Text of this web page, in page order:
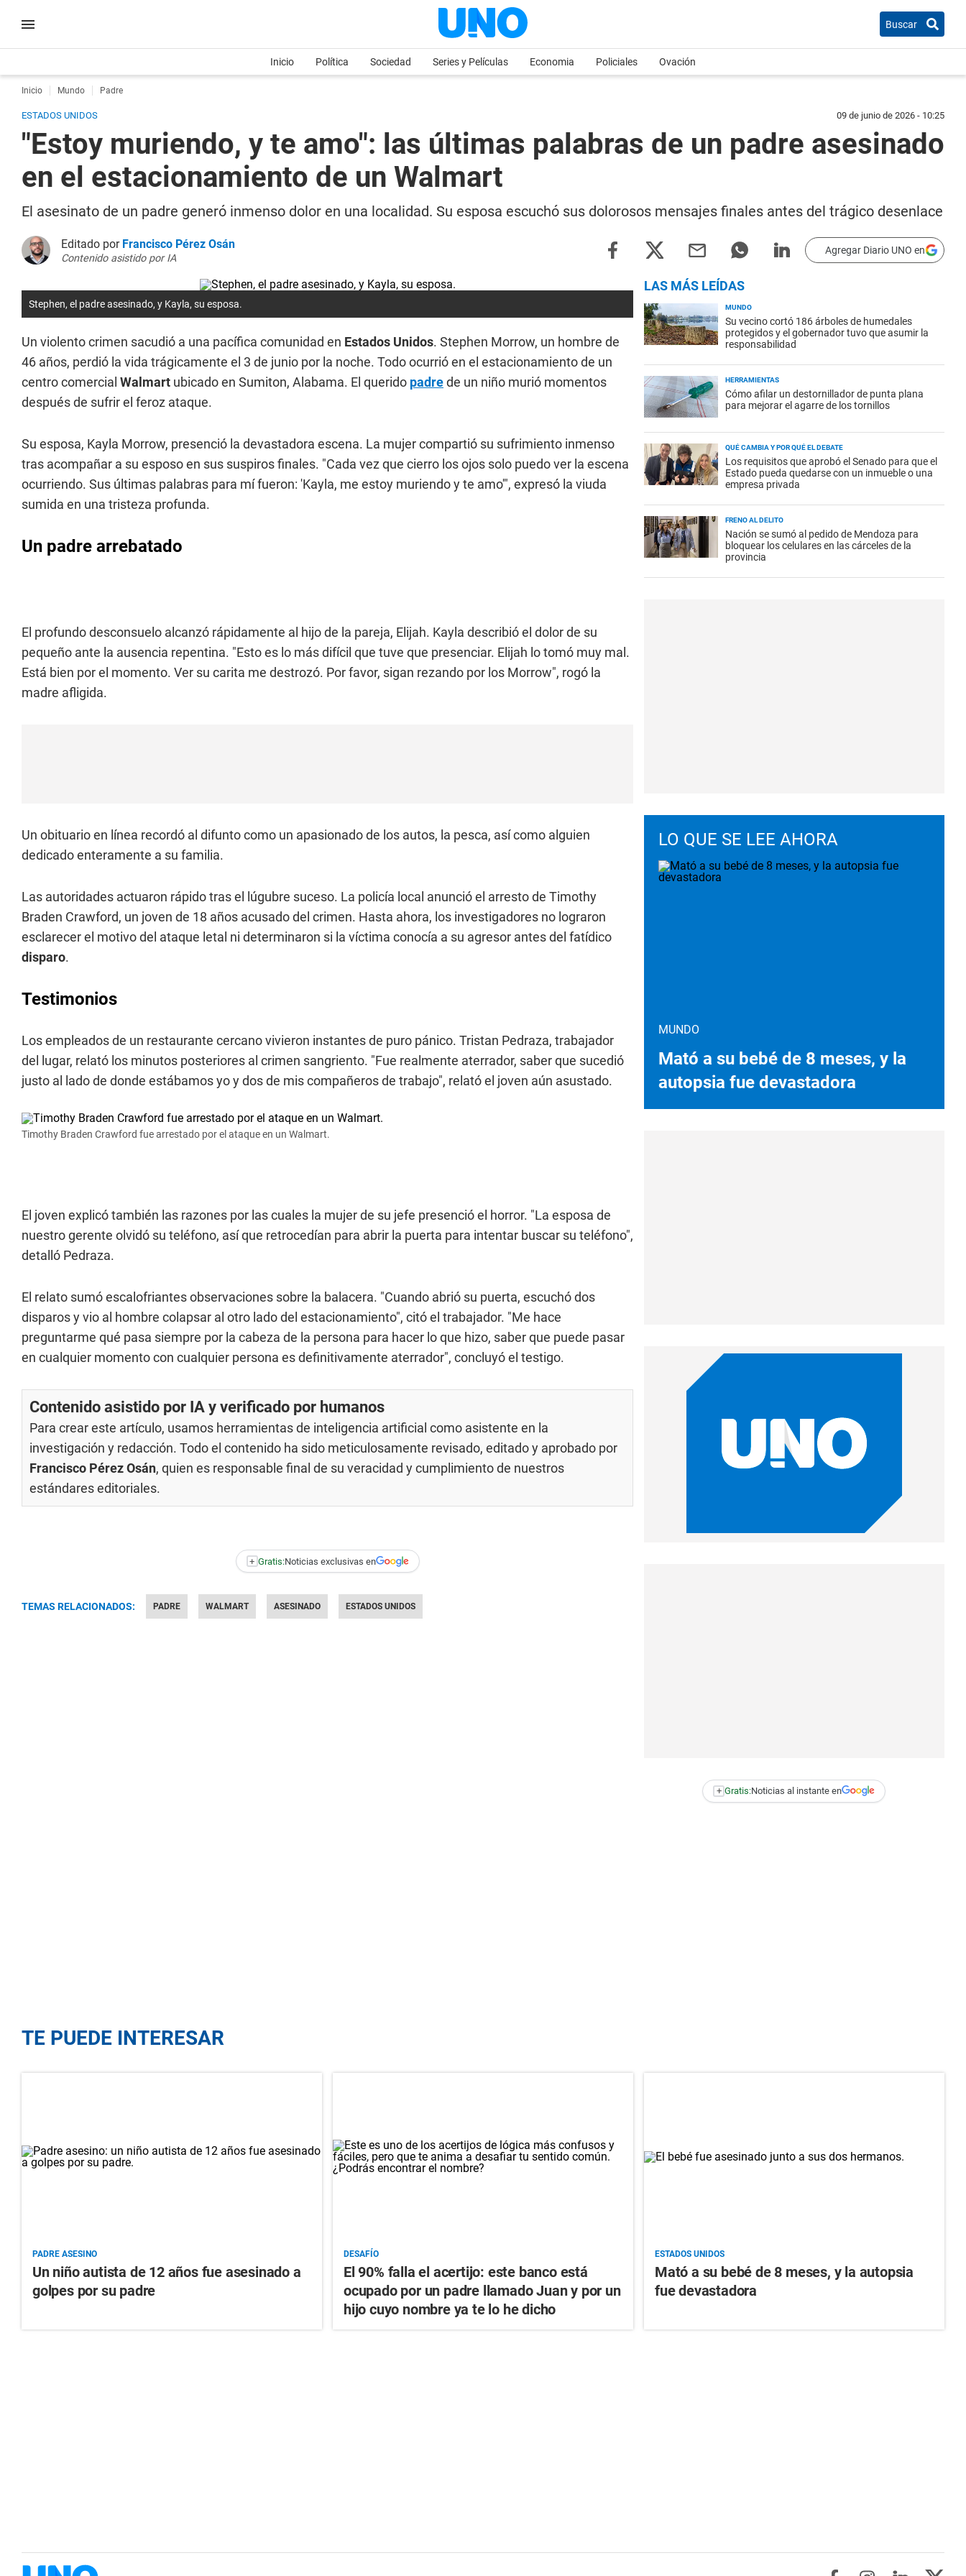
Buscar
Inicio Política Sociedad Series y Películas Economia Policiales Ovación
Inicio Mundo Padre
ESTADOS UNIDOS 09 de junio de 2026 - 10:25
"Estoy muriendo, y te amo": las últimas palabras de un padre asesinado
en el estacionamiento de un Walmart
El asesinato de un padre generó inmenso dolor en una localidad. Su esposa escuchó sus dolorosos mensajes finales antes del trágico desenlace
Editado por Francisco Pérez Osán
Contenido asistido por IA
Agregar Diario UNO en
Stephen, el padre asesinado, y Kayla, su esposa.
Un violento crimen sacudió a una pacífica comunidad en Estados Unidos. Stephen Morrow, un hombre de
46 años, perdió la vida trágicamente el 3 de junio por la noche. Todo ocurrió en el estacionamiento de un
centro comercial Walmart ubicado en Sumiton, Alabama. El querido padrede un niño murió momentos
después de sufrir el feroz ataque.
Su esposa, Kayla Morrow, presenció la devastadora escena. La mujer compartió su sufrimiento inmenso
tras acompañar a su esposo en sus suspiros finales. "Cada vez que cierro los ojos solo puedo ver la escena
ocurriendo. Sus últimas palabras para mí fueron: 'Kayla, me estoy muriendo y te amo'", expresó la viuda
sumida en una tristeza profunda.
Un padre arrebatado
El profundo desconsuelo alcanzó rápidamente al hijo de la pareja, Elijah. Kayla describió el dolor de su
pequeño ante la ausencia repentina. "Esto es lo más difícil que tuve que presenciar. Elijah lo tomó muy mal.
Está bien por el momento. Ver su carita me destrozó. Por favor, sigan rezando por los Morrow", rogó la
madre afligida.
Un obituario en línea recordó al difunto como un apasionado de los autos, la pesca, así como alguien
dedicado enteramente a su familia.
Las autoridades actuaron rápido tras el lúgubre suceso. La policía local anunció el arresto de Timothy
Braden Crawford, un joven de 18 años acusado del crimen. Hasta ahora, los investigadores no lograron
esclarecer el motivo del ataque letal ni determinaron si la víctima conocía a su agresor antes del fatídico
disparo.
Testimonios
Los empleados de un restaurante cercano vivieron instantes de puro pánico. Tristan Pedraza, trabajador
del lugar, relató los minutos posteriores al crimen sangriento. "Fue realmente aterrador, saber que sucedió
justo al lado de donde estábamos yo y dos de mis compañeros de trabajo", relató el joven aún asustado.
Timothy Braden Crawford fue arrestado por el ataque en un Walmart.
El joven explicó también las razones por las cuales la mujer de su jefe presenció el horror. "La esposa de
nuestro gerente olvidó su teléfono, así que retrocedían para abrir la puerta para intentar buscar su teléfono",
detalló Pedraza.
El relato sumó escalofriantes observaciones sobre la balacera. "Cuando abrió su puerta, escuchó dos
disparos y vio al hombre colapsar al otro lado del estacionamiento", citó el trabajador. "Me hace
preguntarme qué pasa siempre por la cabeza de la persona para hacer lo que hizo, saber que puede pasar
en cualquier momento con cualquier persona es definitivamente aterrador", concluyó el testigo.
Contenido asistido por IA y verificado por humanos
Para crear este artículo, usamos herramientas de inteligencia artificial como asistente en la
investigación y redacción. Todo el contenido ha sido meticulosamente revisado, editado y aprobado por
Francisco Pérez Osán, quien es responsable final de su veracidad y cumplimiento de nuestros
estándares editoriales.
+ Gratis:Noticias exclusivas en
TEMAS RELACIONADOS: PADRE WALMART ASESINADO ESTADOS UNIDOS
LAS MÁS LEÍDAS
MUNDO
Su vecino cortó 186 árboles de humedales
protegidos y el gobernador tuvo que asumir la
responsabilidad
HERRAMIENTAS
Cómo afilar un destornillador de punta plana
para mejorar el agarre de los tornillos
QUÉ CAMBIA Y POR QUÉ EL DEBATE
Los requisitos que aprobó el Senado para que el
Estado pueda quedarse con un inmueble o una
empresa privada
FRENO AL DELITO
Nación se sumó al pedido de Mendoza para
bloquear los celulares en las cárceles de la
provincia
LO QUE SE LEE AHORA
MUNDO
Mató a su bebé de 8 meses, y la
autopsia fue devastadora
+ Gratis:Noticias al instante en
TE PUEDE INTERESAR
PADRE ASESINO
Un niño autista de 12 años fue asesinado a
golpes por su padre
DESAFÍO
El 90% falla el acertijo: este banco está
ocupado por un padre llamado Juan y por un
hijo cuyo nombre ya te lo he dicho
ESTADOS UNIDOS
Mató a su bebé de 8 meses, y la autopsia
fue devastadora